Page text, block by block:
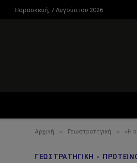
Παρασκευή, 7 Αυγούστου 2026
Αρχική » Γεωστρατηγική » «Η
ΓΕΩΣΤΡΑΤΗΓΙΚΉ